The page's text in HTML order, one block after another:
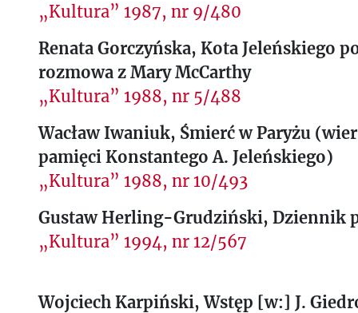
„Kultura” 1987, nr 9/480
Renata Gorczyńska, Kota Jeleńskiego
rozmowa z Mary McCarthy
„Kultura” 1988, nr 5/488
Wacław Iwaniuk, Śmierć w Paryżu
pamięci Konstantego A. Jeleńskiego)
„Kultura” 1988, nr 10/493
Gustaw Herling-Grudziński, Dziennik
„Kultura” 1994, nr 12/567
Wojciech Karpiński, Wstęp [w:] J.